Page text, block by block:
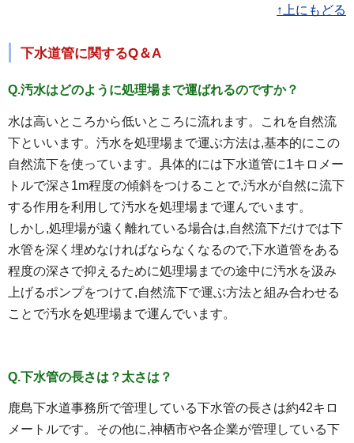
↑上にもどる
下水道管に関するQ＆A
Q.汚水はどのように処理場まで運ばれるのですか？
水は高いところから低いところに流れます。これを自然流
下といいます。汚水を処理場まで運ぶ方法は,基本的にこの
自然流下を使っています。具体的には下水道管に1キロメー
トルで深さ1m程度の傾斜をつけることで,汚水が自然に流下
する作用を利用して汚水を処理場まで運んでいます。
しかし,処理場が遠く離れている場合は,自然流下だけでは下
水管を深く埋めなければならなくなるので,下水道管をある
程度の深さで抑えるために処理場までの途中に汚水を汲み
上げるポンプをつけて,自然流下で運ぶ方法と組み合わせる
ことで汚水を処理場まで運んでいます。
Q.下水管の長さは？太さは？
鹿島下水道事務所で管理している下水管の長さは約42キロ
メートルです。その他に,神栖市や各企業が管理している下